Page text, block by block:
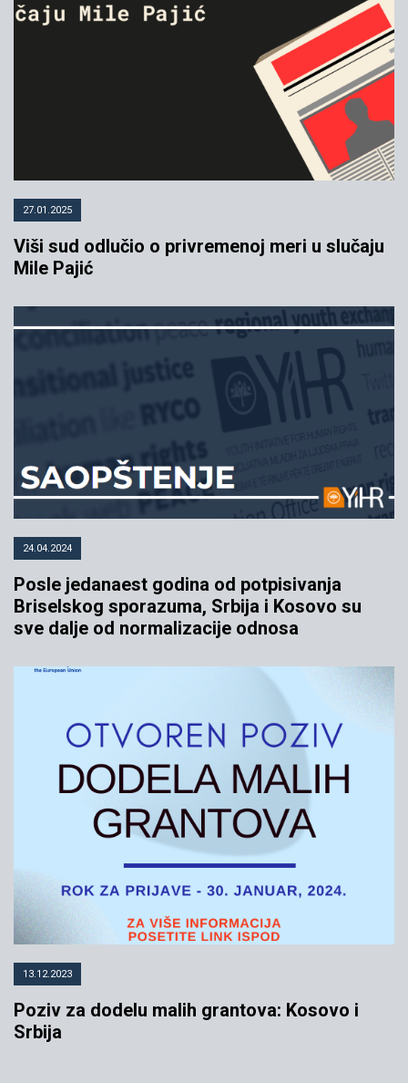
27.01.2025
Viši sud odlučio o privremenoj meri u slučaju
Mile Pajić
24.04.2024
Posle jedanaest godina od potpisivanja
Briselskog sporazuma, Srbija i Kosovo su
sve dalje od normalizacije odnosa
13.12.2023
Poziv za dodelu malih grantova: Kosovo i
Srbija